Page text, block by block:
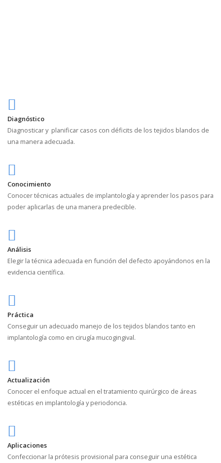
Diagnóstico
Diagnosticar y planificar casos con déficits de los tejidos blandos de
una manera adecuada.
Conocimiento
Conocer técnicas actuales de implantología y aprender los pasos para
poder aplicarlas de una manera predecible.
Análisis
Elegir la técnica adecuada en función del defecto apoyándonos en la
evidencia científica.
Práctica
Conseguir un adecuado manejo de los tejidos blandos tanto en
implantología como en cirugía mucogingival.
Actualización
Conocer el enfoque actual en el tratamiento quirúrgico de áreas
estéticas en implantología y periodoncia.
Aplicaciones
Confeccionar la prótesis provisional para conseguir una estética